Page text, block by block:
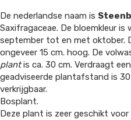
De nederlandse naam is
Saxifragaceae. De bloemkleur
september tot en met oktober.
ongeveer 15 cm. hoog. De
plantis ca. 30 cm. Verdraagt
geadviseerde plantafstand is
verkrijgbaar.
Bosplant.
Deze plant is zeer geschikt